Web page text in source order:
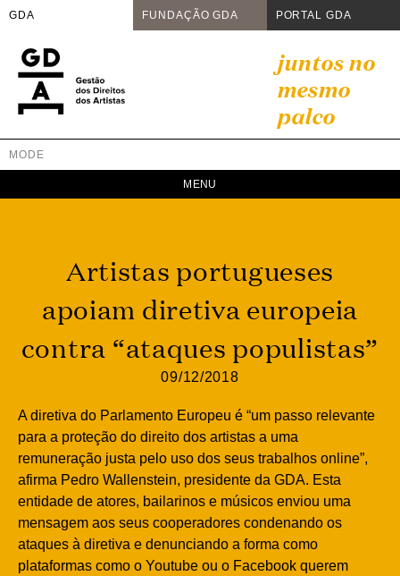
GDA FUNDAÇÃO GDA PORTAL GDA
content
juntos no
mesmo
palco
GDA
Juntos no mesmo palco
MODE
Artistas portugueses
apoiam diretiva europeia
contra “ataques populistas”
09/12/2018
A diretiva do Parlamento Europeu é “um passo relevante
para a proteção do direito dos artistas a uma
remuneração justa pelo uso dos seus trabalhos online”,
afirma Pedro Wallenstein, presidente da GDA. Esta
entidade de atores, bailarinos e músicos enviou uma
mensagem aos seus cooperadores condenando os
ataques à diretiva e denunciando a forma como
plataformas como o Youtube ou o Facebook querem